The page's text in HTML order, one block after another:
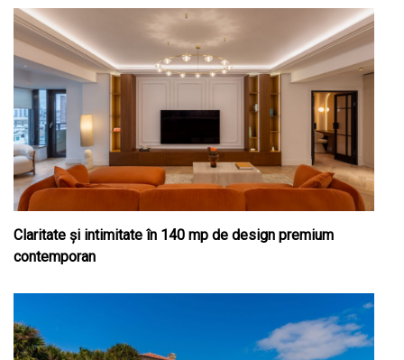
Claritate şi intimitate în 140 mp de design premium
contemporan